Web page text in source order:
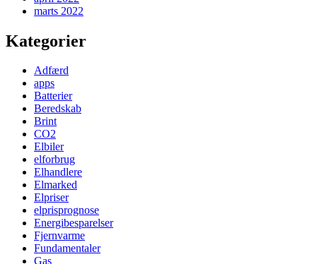
marts 2022
Kategorier
Adfærd
apps
Batterier
Beredskab
Brint
CO2
Elbiler
elforbrug
Elhandlere
Elmarked
Elpriser
elprisprognose
Energibesparelser
Fjernvarme
Fundamentaler
Gas